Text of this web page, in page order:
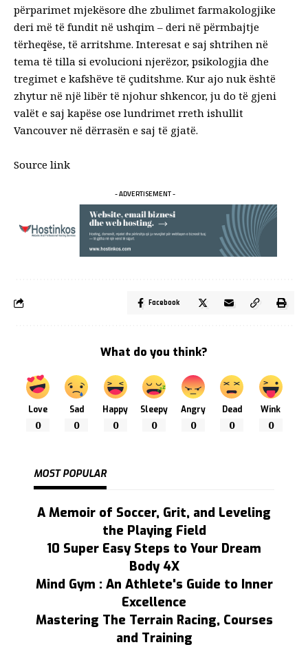
përparimet mjekësore dhe zbulimet farmakologjike
deri më të fundit në ushqim – deri në përmbajtje
tërheqëse, të arritshme. Interesat e saj shtrihen në
tema të tilla si evolucioni njerëzor, psikologjia dhe
tregimet e kafshëve të çuditshme. Kur ajo nuk është
zhytur në një libër të njohur shkencor, ju do të gjeni
valët e saj kapëse ose lundrimet rreth ishullit
Vancouver në dërrasën e saj të gjatë.
Source link
- ADVERTISEMENT -
Facebook
What do you think?
Love
0
Sad
0
Happy
0
Sleepy
0
Angry
0
Dead
0
Wink
0
MOST POPULAR
A Memoir of Soccer, Grit, and Leveling
the Playing Field
10 Super Easy Steps to Your Dream
Body 4X
Mind Gym : An Athlete's Guide to Inner
Excellence
Mastering The Terrain Racing, Courses
and Training